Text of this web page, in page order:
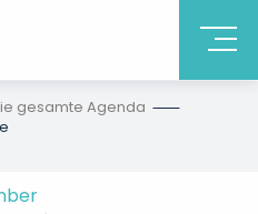
gesamte Agenda